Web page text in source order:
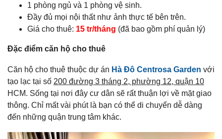
1 phòng ngủ và 1 phòng vệ sinh.
Đầy đủ mọi nội thất như ảnh thực tế bên trên.
Giá cho thuê: 15 tr/tháng (đã bao gồm phí quản lý)
Đặc điểm căn hộ cho thuê
Căn hộ cho thuê thuộc dự án Hà Đô Centrosa Garden với
tạo lạc tại số 200 đường 3 tháng 2, phường 12, quận 10
HCM. Sống tại nơi đây cư dân sẽ rất thuận lợi về mặt giao
thông. Chỉ mất vài phút là bạn có thể di chuyển dễ dàng
đến những quận trung tâm khác.